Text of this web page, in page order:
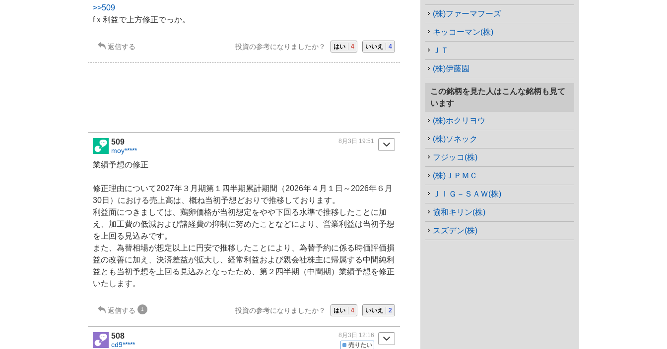
>>509
fｘ利益で上方修正でっか。
返信する 投資の参考になりましたか？ はい 4 いいえ 4
509
moy*****
8月3日 19:51
業績予想の修正
修正理由について2027年３月期第１四半期累計期間（2026年４月１日～2026年６月
30日）における売上高は、概ね当初予想どおりで推移しております。
利益面につきましては、鶏卵価格が当初想定をやや下回る水準で推移したことに加
え、加工費の低減および諸経費の抑制に努めたことなどにより、営業利益は当初予想
を上回る見込みです。
また、為替相場が想定以上に円安で推移したことにより、為替予約に係る時価評価損
益の改善に加え、決済差益が拡大し、経常利益および親会社株主に帰属する中間純利
益とも当初予想を上回る見込みとなったため、第２四半期（中間期）業績予想を修正
いたします。
返信する 1 投資の参考になりましたか？ はい 4 いいえ 2
508
cd9***** 売りたい
8月3日 12:16
(株)ファーマフーズ
キッコーマン(株)
ＪＴ
(株)伊藤園
この銘柄を見た人はこんな銘柄も見て
います
(株)ホクリヨウ
(株)ソネック
フジッコ(株)
(株)ＪＰＭＣ
ＪＩＧ－ＳＡＷ(株)
協和キリン(株)
スズデン(株)